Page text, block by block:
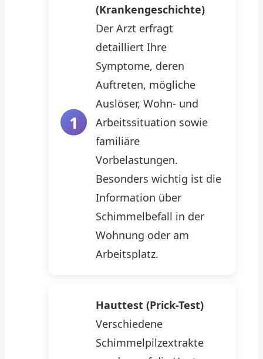
(Krankengeschichte)
Der Arzt erfragt
detailliert Ihre
Symptome, deren
Auftreten, mögliche
Auslöser, Wohn- und
Arbeitssituation sowie
familiäre
Vorbelastungen.
Besonders wichtig ist die
Information über
Schimmelbefall in der
Wohnung oder am
Arbeitsplatz.
Hauttest (Prick-Test)
Verschiedene
Schimmelpilzextrakte